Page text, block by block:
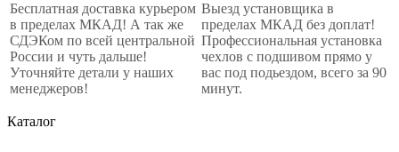
Бесплатная доставка курьером
в пределах МКАД! А так же
СДЭКом по всей центральной
России и чуть дальше!
Уточняйте детали у наших
менеджеров!
Выезд установщика в
пределах МКАД без доплат!
Профессиональная установка
чехлов с подшивом прямо у
вас под подьездом, всего за 90
минут.
Каталог